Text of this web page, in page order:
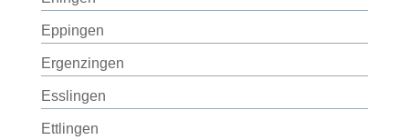
Eppingen
Ergenzingen
Esslingen
Ettlingen